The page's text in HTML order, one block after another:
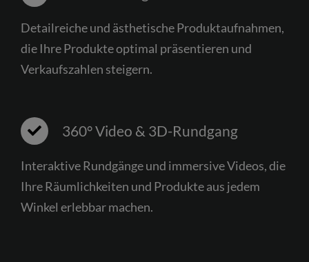
Detailreiche und ästhetische Produktaufnahmen,
die Ihre Produkte optimal präsentieren und
Verkaufszahlen steigern.
360° Video & 3D-Rundgang
Interaktive Rundgänge und immersive Videos, die
Ihre Räumlichkeiten und Produkte aus jedem
Winkel erlebbar machen.